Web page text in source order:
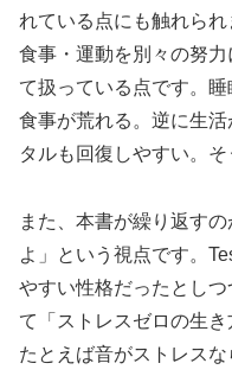
れている点にも触れら
食事・運動を別々の努
て扱っている点です。
食事が荒れる。逆に生
タルも回復しやすい。
また、本書が繰り返す
よ」という視点です。
やすい性格だったとし
て「ストレスゼロの生き
たとえば音がストレス